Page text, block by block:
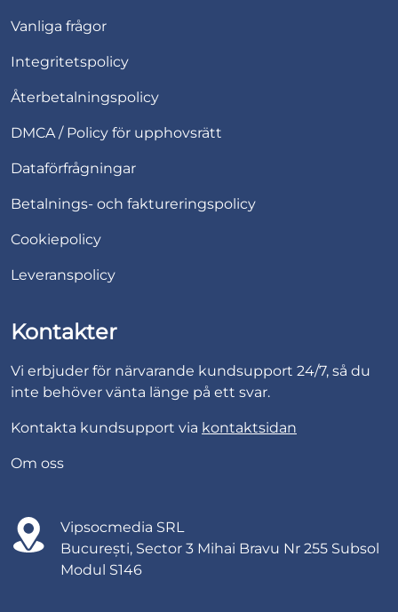
Vanliga frågor
Integritetspolicy
Återbetalningspolicy
DMCA / Policy för upphovsrätt
Dataförfrågningar
Betalnings- och faktureringspolicy
Cookiepolicy
Leveranspolicy
Kontakter
Vi erbjuder för närvarande kundsupport 24/7, så du
inte behöver vänta länge på ett svar.
Kontakta kundsupport via kontaktsidan
Om oss
Vipsocmedia SRL
București, Sector 3 Mihai Bravu Nr 255 Subsol
Modul S146